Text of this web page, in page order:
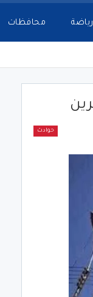
رياضة محافظات
حوادث